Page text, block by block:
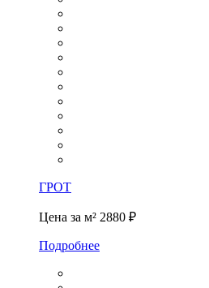
ГРОТ
Цена за м² 2880 ₽
Подробнее